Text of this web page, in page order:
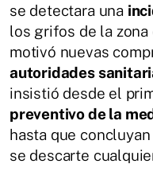
se detectara una
los grifos de la zona
motivó nuevas
autoridades
insistió desde el
preventivo de la
hasta que
se descarte